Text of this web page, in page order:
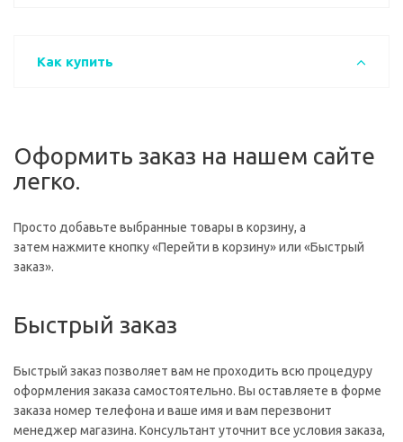
Как купить
Оформить заказ на нашем сайте
легко.
Просто добавьте выбранные товары в корзину, а
затем нажмите кнопку «Перейти в корзину» или «Быстрый
заказ».
Быстрый заказ
Быстрый заказ позволяет вам не проходить всю процедуру
оформления заказа самостоятельно. Вы оставляете в форме
заказа номер телефона и ваше имя и вам перезвонит
менеджер магазина. Консультант уточнит все условия заказа,